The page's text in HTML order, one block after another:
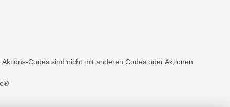
Codes sind nicht mit anderen Codes oder Aktionen